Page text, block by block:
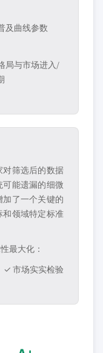
及曲线参数
局与市场进入/
筛选后的数据
能遗漏的细微
了一个关键的
和领域特定标准
最大化：
✓ 市场实实检验